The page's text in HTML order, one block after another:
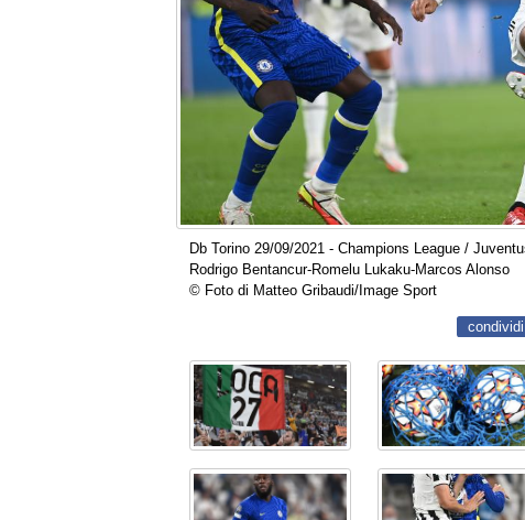
Db Torino 29/09/2021 - Champions League /
Rodrigo Bentancur-Romelu Lukaku-Marcos Alonso
© Foto di Matteo Gribaudi/Image Sport
condividi